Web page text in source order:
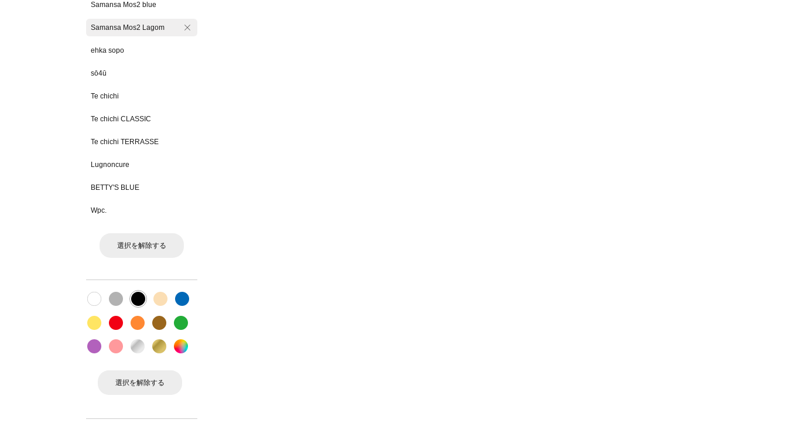
Samansa Mos2 blue
Samansa Mos2 Lagom
ehka sopo
sō4ū
Te chichi
Te chichi CLASSIC
Te chichi TERRASSE
Lugnoncure
BETTY'S BLUE
Wpc.
選択を解除する
選択を解除する